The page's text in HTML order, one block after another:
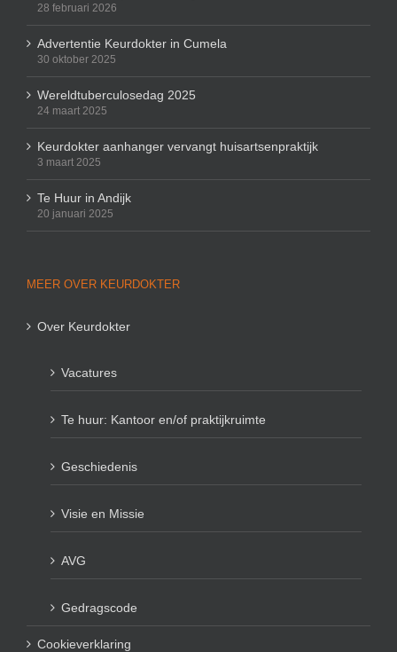
28 februari 2026
Advertentie Keurdokter in Cumela
30 oktober 2025
Wereldtuberculosedag 2025
24 maart 2025
Keurdokter aanhanger vervangt huisartsenpraktijk
3 maart 2025
Te Huur in Andijk
20 januari 2025
MEER OVER KEURDOKTER
Over Keurdokter
Vacatures
Te huur: Kantoor en/of praktijkruimte
Geschiedenis
Visie en Missie
AVG
Gedragscode
Cookieverklaring